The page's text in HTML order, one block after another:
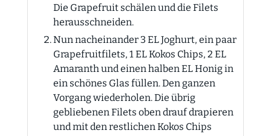
Die Grapefruit schälen und die Filets
herausschneiden.
Nun nacheinander 3 EL Joghurt, ein paar
Grapefruitfilets, 1 EL Kokos Chips, 2 EL
Amaranth und einen halben EL Honig in
ein schönes Glas füllen. Den ganzen
Vorgang wiederholen. Die übrig
gebliebenen Filets oben drauf drapieren
und mit den restlichen Kokos Chips